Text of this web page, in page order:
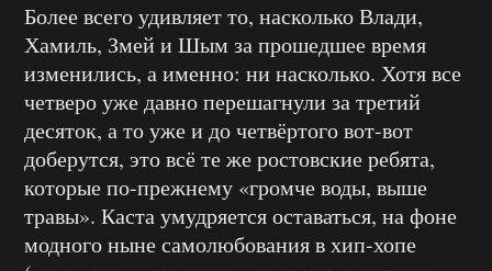
Более всего удивляет то, насколько Влади,
Хамиль, Змей и Шым за прошедшее время
изменились, а именно: ни насколько. Хотя все
четверо уже давно перешагнули за третий
десяток, а то уже и до четвёртого вот-вот
доберутся, это всё те же ростовские ребята,
которые по-прежнему «громче воды, выше
травы». Каста умудряется оставаться, на фоне
модного ныне самолюбования в хип-хопе